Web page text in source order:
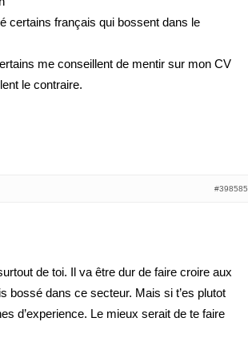
certains français qui bossent dans le
me conseillent de mentir sur mon CV
le contraire.
#398585
de toi. Il va être dur de faire croire aux
bossé dans ce secteur. Mais si t’es plutot
d’experience. Le mieux serait de te faire